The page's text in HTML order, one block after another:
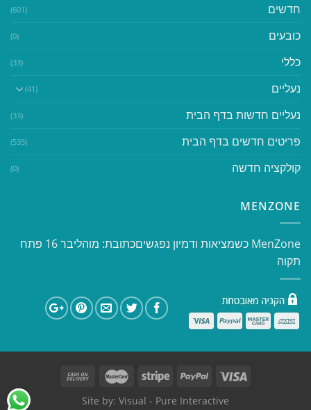
חדשים (601)
כובעים (0)
כללי (33)
נעליים (41)
נעליים חדשות בדף הבית (33)
פריטים חדשים בדף הבית (535)
קולקציה חדשה (0)
MENZONE
​​MenZone כשמציאות ודמיון נפגשים​ כתובת: מוהליבר 16 פתח
תקוה
Site by: Visual - Pure Interactive